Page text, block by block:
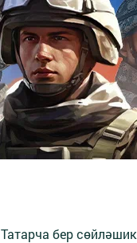
Татарча бер сөйләшик